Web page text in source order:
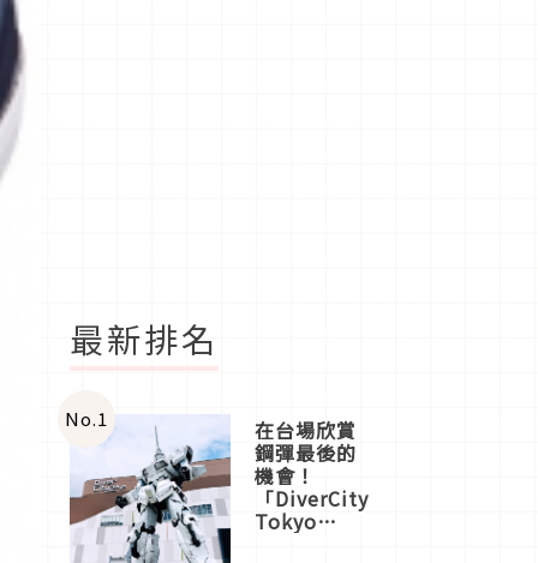
最新排名
No.1 在台場欣賞
鋼彈最後的
機會！
「DiverCity
Tokyo